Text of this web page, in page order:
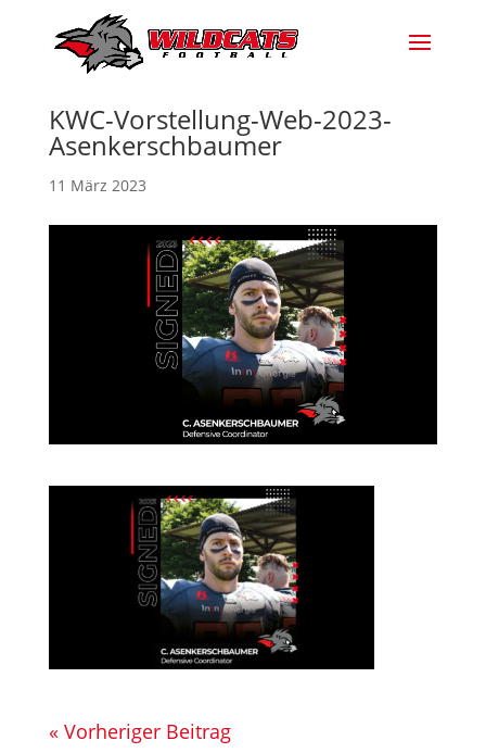
KWC-Vorstellung-Web-2023-
Asenkerschbaumer
11 März 2023
« Vorheriger Beitrag